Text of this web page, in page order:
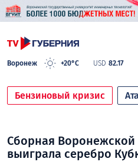
Воронеж +20°C USD 82.17
Бензиновый кризис
Сборная Воронежской
выиграла серебро